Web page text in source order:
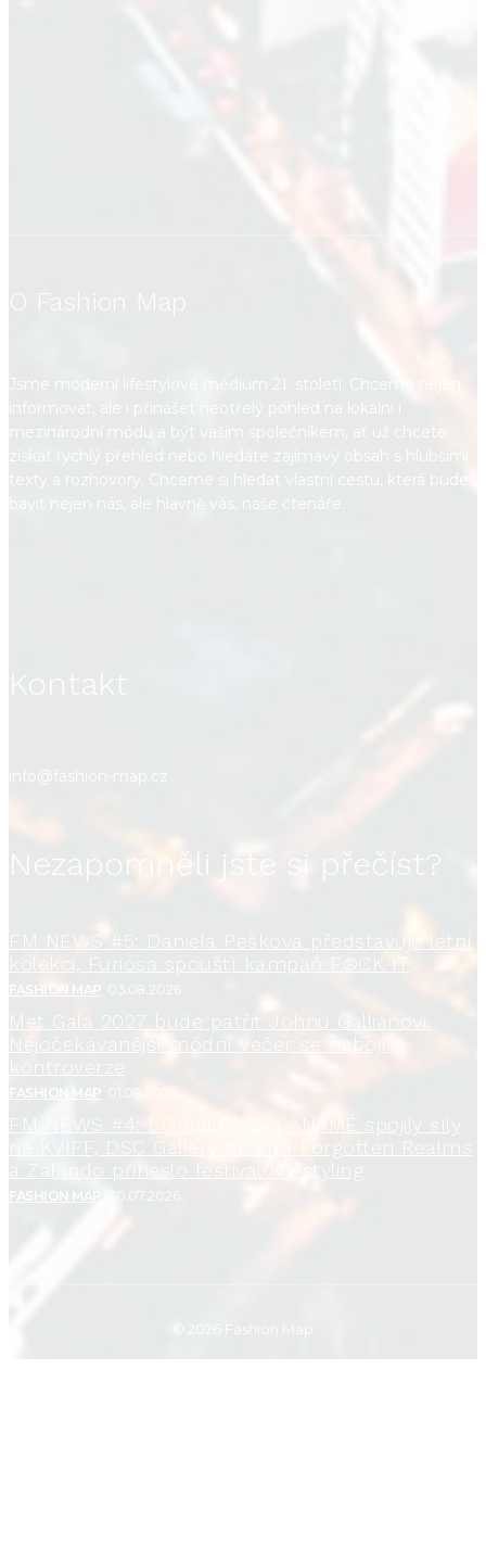
O Fashion Map
Jsme moderní lifestylové médium 21. století. Chceme nejen
informovat, ale i přinášet neotřelý pohled na lokální i
mezinárodní módu a být vaším společníkem, ať už chcete
získat rychlý přehled nebo hledáte zajímavý obsah s hlubšími
texty a rozhovory. Chceme si hledat vlastní cestu, která bude
bavit nejen nás, ale hlavně vás, naše čtenáře.
Kontakt
info@fashion-map.cz
Nezapomněli jste si přečíst?
FM NEWS #5: Daniela Pešková představuje letní
kolekci, Furiosa spouští kampaň F®CK IT
FASHION MAP
Met Gala 2027 bude patřit Johnu Gallianovi.
Nejočekávanější módní večer se nebojí
FASHION MAP
FM NEWS #4: L’Oréal Paris a ANAMÉ spojily síly
na KVIFF, DSC Gallery otevírá Forgotten Realms
a Zalando přineslo festivalový styling
FASHION MAP